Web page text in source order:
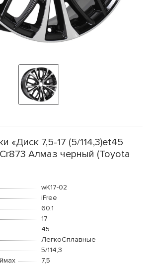
«Диск 7,5-17 (5/114,3)et45
Алмаз черный (Toyota
wK17-02
iFree
60.1
17
45
ЛегкоСплавные
5/114,3
7,5